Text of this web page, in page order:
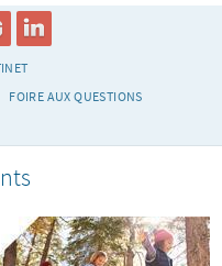
FOIRE AUX QUESTIONS